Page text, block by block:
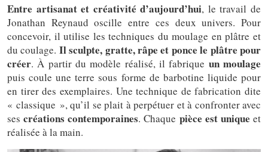
Entre artisanat et créativité d’aujourd’hui, le travail de
Jonathan Reynaud oscille entre ces deux univers. Pour
concevoir, il utilise les techniques du moulage en plâtre et
du coulage. Il sculpte, gratte, râpe et ponce le plâtre pour
créer. À partir du modèle réalisé, il fabrique un moulage
puis coule une terre sous forme de barbotine liquide pour
en tirer des exemplaires. Une technique de fabrication dite
« classique », qu’il se plait à perpétuer et à confronter avec
sescréations contemporaines. Chaque pièce est unique et
réalisée à la main.